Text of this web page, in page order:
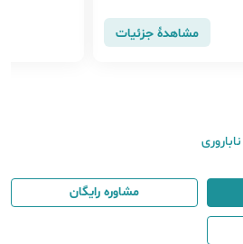
که بارداری سریع تر اتفا
مشاهدهٔ جزئیات
مشاوره رایگان